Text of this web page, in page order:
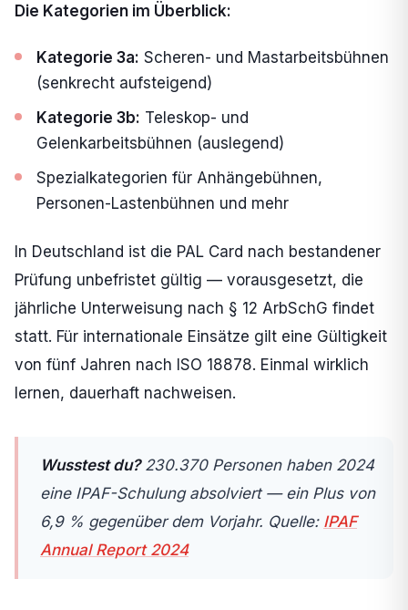
Die Kategorien im Überblick:
Kategorie 3a: Scheren- und Mastarbeitsbühnen
(senkrecht aufsteigend)
Kategorie 3b: Teleskop- und
Gelenkarbeitsbühnen (auslegend)
Spezialkategorien für Anhängebühnen,
Personen-Lastenbühnen und mehr
In Deutschland ist die PAL Card nach bestandener
Prüfung unbefristet gültig — vorausgesetzt, die
jährliche Unterweisung nach § 12 ArbSchG findet
statt. Für internationale Einsätze gilt eine Gültigkeit
von fünf Jahren nach ISO 18878. Einmal wirklich
lernen, dauerhaft nachweisen.
Wusstest du?230.370 Personen haben 2024
eine IPAF-Schulung absolviert — ein Plus von
6,9 % gegenüber dem Vorjahr. Quelle: IPAF
Annual Report 2024